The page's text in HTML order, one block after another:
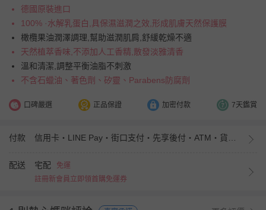
德國原裝進口
100% ·水解乳蛋白,具保濕滋潤之效,形成肌膚天然保護膜
橄欖果油潤澤調理,幫助滋潤肌肩,舒緩乾燥不適
天然植萃香味,不添加人工香精,散發淡雅清香
溫和清潔,調整平衡油脂不刺激
不含石蠟油、著色劑、矽靈、Parabens防腐劑
口碑嚴選 正品保證 加密付款 7天鑑賞
付款
配送 宅配
免運
註冊新會員立即領首購免運券